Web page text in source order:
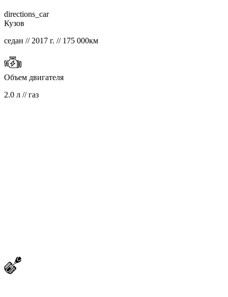
directions_car
Кузов
седан // 2017 г. // 175 000км
Объем двигателя
2.0 л // газ